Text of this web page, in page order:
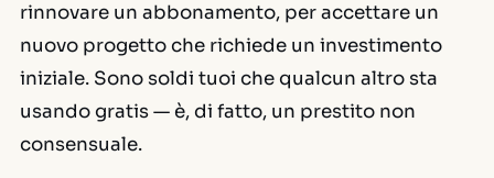
rinnovare un abbonamento, per accettare un
nuovo progetto che richiede un investimento
iniziale. Sono soldi tuoi che qualcun altro sta
usando gratis — è, di fatto, un prestito non
consensuale.